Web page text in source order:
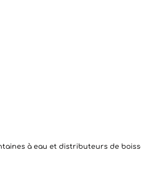
à eau et distributeurs de